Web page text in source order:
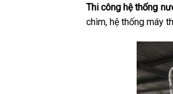
Thi công hệ thống
chìm, hệ thống máy